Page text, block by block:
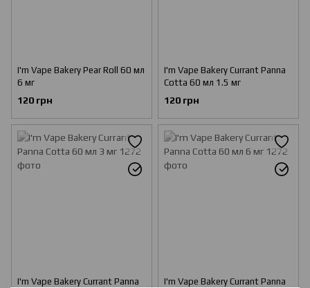
I'm Vape Bakery Pear Roll 60 мл
6 мг
120 грн
I'm Vape Bakery Currant Panna
Cotta 60 мл 1.5 мг
120 грн
I'm Vape Bakery Currant Panna
I'm Vape Bakery Currant Panna